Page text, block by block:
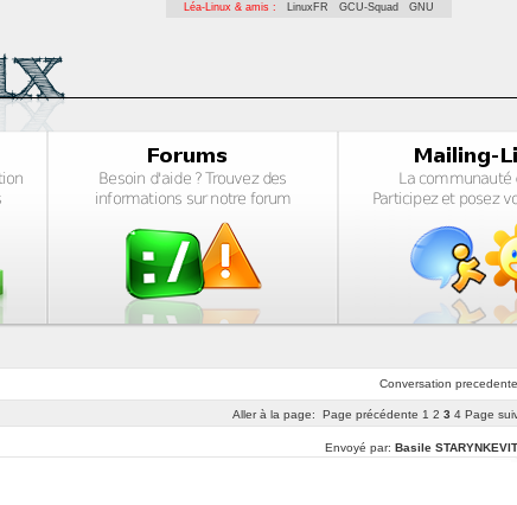
Léa-Linux & amis : LinuxFR GCU-Squad GNU
Conversation precedente
Aller à la page: Page précédente 1 2 3 4 Page
Envoyé par: Basile